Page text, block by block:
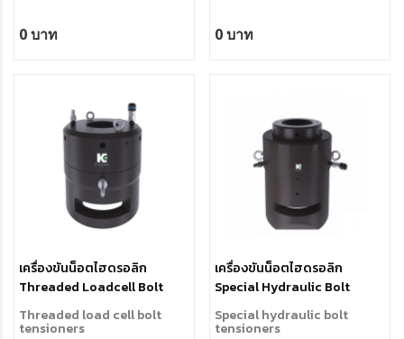
0 บาท 0 บาท
เครื่องขันน็อตไฮดรอลิก
Threaded Loadcell Bolt
Tensioners
Threaded load cell bolt
tensioners
เครื่องขันน็อตไฮดรอลิก
Special Hydraulic Bolt
Tensioners
Special hydraulic bolt
tensioners